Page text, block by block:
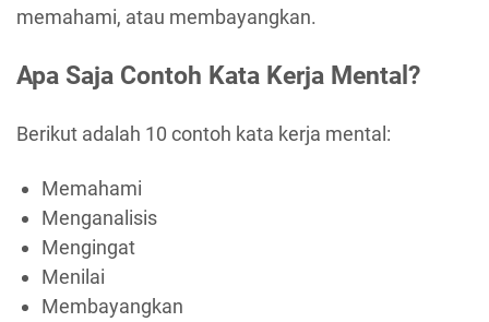
memahami, atau membayangkan.
Apa Saja Contoh Kata Kerja Mental?
Berikut adalah 10 contoh kata kerja mental:
Memahami
Menganalisis
Mengingat
Menilai
Membayangkan